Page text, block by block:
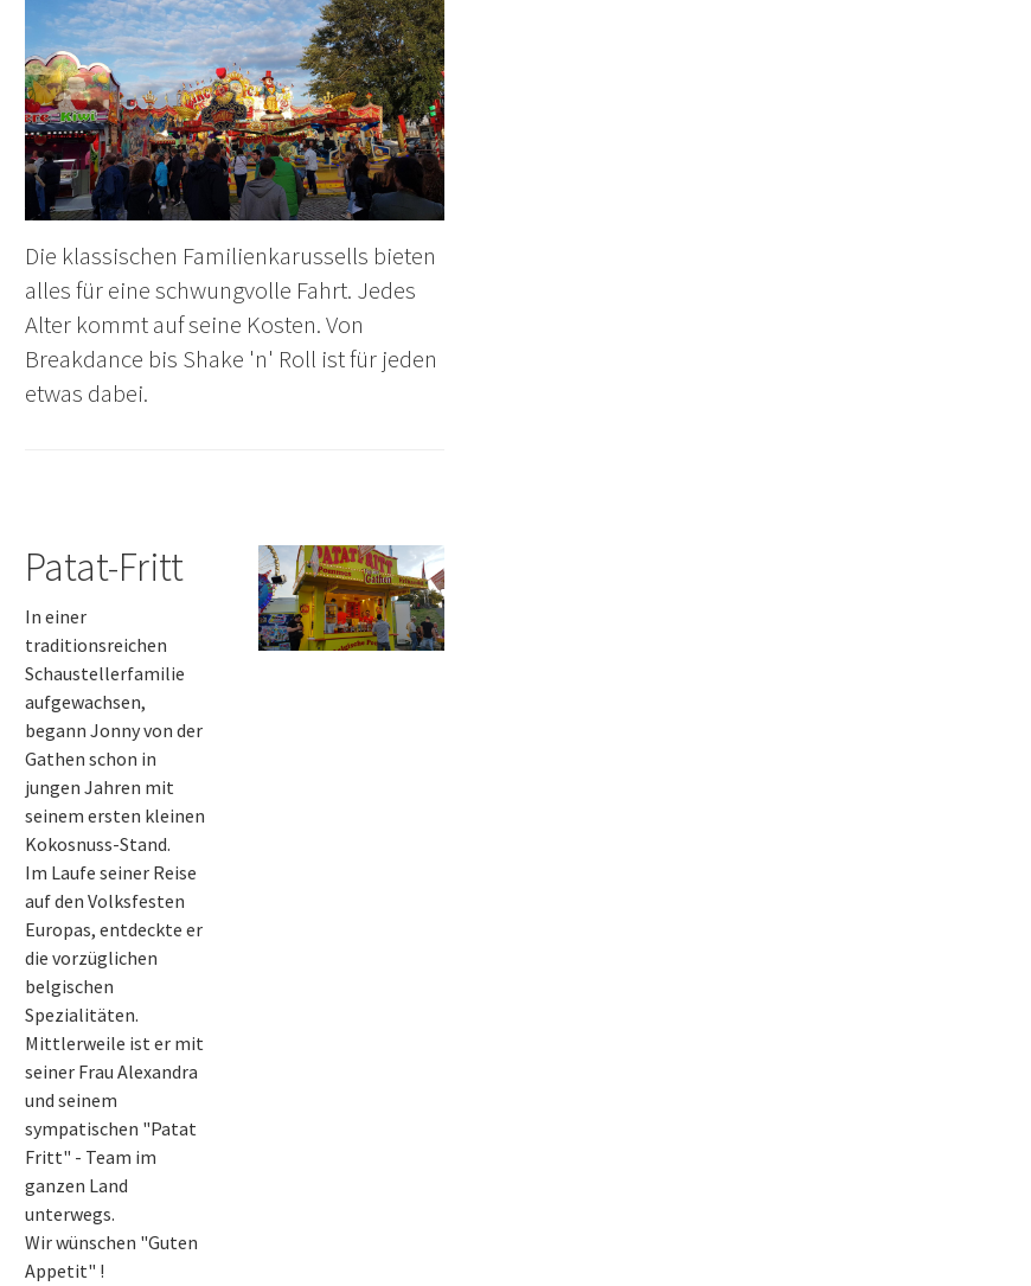
Die klassischen Familienkarussells bieten
alles für eine schwungvolle Fahrt. Jedes
Alter kommt auf seine Kosten. Von
Breakdance bis Shake 'n' Roll ist für jeden
etwas dabei.
Patat-Fritt
In einer
traditionsreichen
Schaustellerfamilie
aufgewachsen,
begann Jonny von der
Gathen schon in
jungen Jahren mit
seinem ersten kleinen
Kokosnuss-Stand.
Im Laufe seiner Reise
auf den Volksfesten
Europas, entdeckte er
die vorzüglichen
belgischen
Spezialitäten.
Mittlerweile ist er mit
seiner Frau Alexandra
und seinem
sympatischen "Patat
Fritt" - Team im
ganzen Land
unterwegs.
Wir wünschen "Guten
Appetit" !